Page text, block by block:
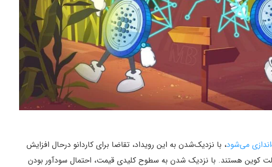
، با نزدیک‌شدن به این رویداد، تقاضا برای کاردانو درحال افزایش
کوین هستند. با نزدیک شدن به سطوح کلیدی قیمت، احتمال سودآور بودن